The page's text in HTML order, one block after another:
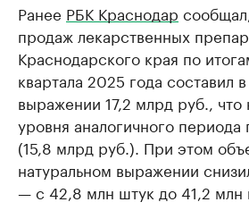
Ранее РБК Краснодар
продаж лекарственных
Краснодарского края по
квартала 2025 года составил
выражении 17,2 млрд руб.,
уровня аналогичного
(15,8 млрд руб.). При этом
натуральном выражении
— с 42,8 млн штук до 41,2 млн